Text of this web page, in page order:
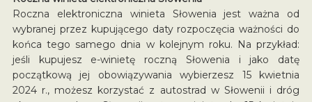
Roczna elektroniczna winieta Słowenia jest ważna od
wybranej przez kupującego daty rozpoczęcia ważności do
końca tego samego dnia w kolejnym roku. Na przykład:
jeśli kupujesz e-winietę roczną Słowenia i jako datę
początkową jej obowiązywania wybierzesz 15 kwietnia
2024 r., możesz korzystać z autostrad w Słowenii i dróg